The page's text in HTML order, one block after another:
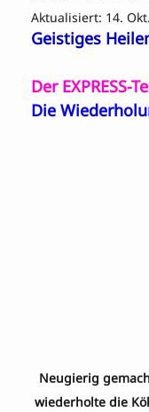
Aktualisiert: 14.
Geistiges
Der EXPRESS-
Die
Neugierig
wiederholte die